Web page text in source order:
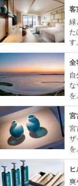
客
緑
た
す
全
な
を
宮
宮
ザ
を
爽